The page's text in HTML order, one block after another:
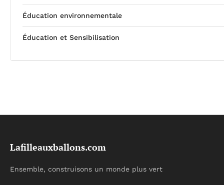
Éducation environnementale
Éducation et Sensibilisation
Lafilleauxballons.com
Ensemble, construisons un monde plus vert